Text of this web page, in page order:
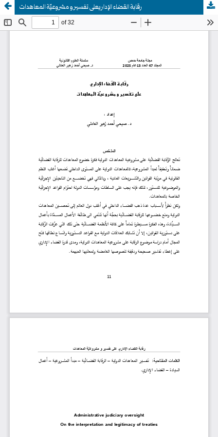
رقابة القضاء الإداريعلى تفسير و مشروعيّة المعاهدات